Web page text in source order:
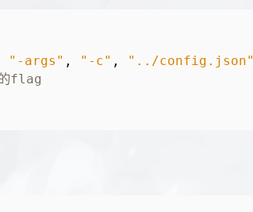
"-args" , "-c" , "../config.json"